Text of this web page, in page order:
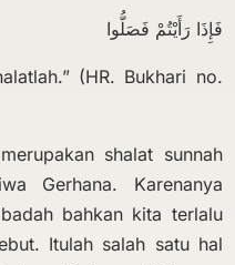
فَإِذَا رَأَيْتُمْ فَصَلُّوا
(HR. Bukhari no.
shalat sunnah
Gerhana. Karenanya
bahkan kita terlalu
Itulah salah satu hal